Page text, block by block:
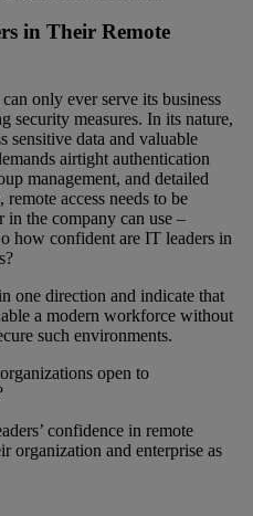
in Their Remote
only ever serve its business
security measures. In its nature,
sensitive data and valuable
airtight authentication
management, and detailed
access needs to be
in the company can use –
how confident are IT leaders in
one direction and indicate that
a modern workforce without
such environments.
open to
confidence in remote
organization and enterprise as